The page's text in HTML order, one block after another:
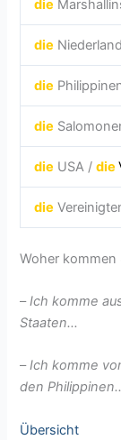
die
die
die
die
die USA /die
die
Woher kommen
–Ich komme
Staaten…
–Ich komme
den
Übersicht